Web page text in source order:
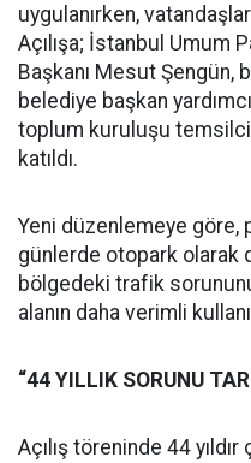
uygulanırken,
Açılışa; İstanbul Umum
Başkanı Mesut Şengün,
belediye başkan
toplum kuruluşu
katıldı.
Yeni düzenlemeye göre,
günlerde otopark olarak
bölgedeki trafik
alanın daha verimli
“44 YILLIK SORUNU
Açılış töreninde 44